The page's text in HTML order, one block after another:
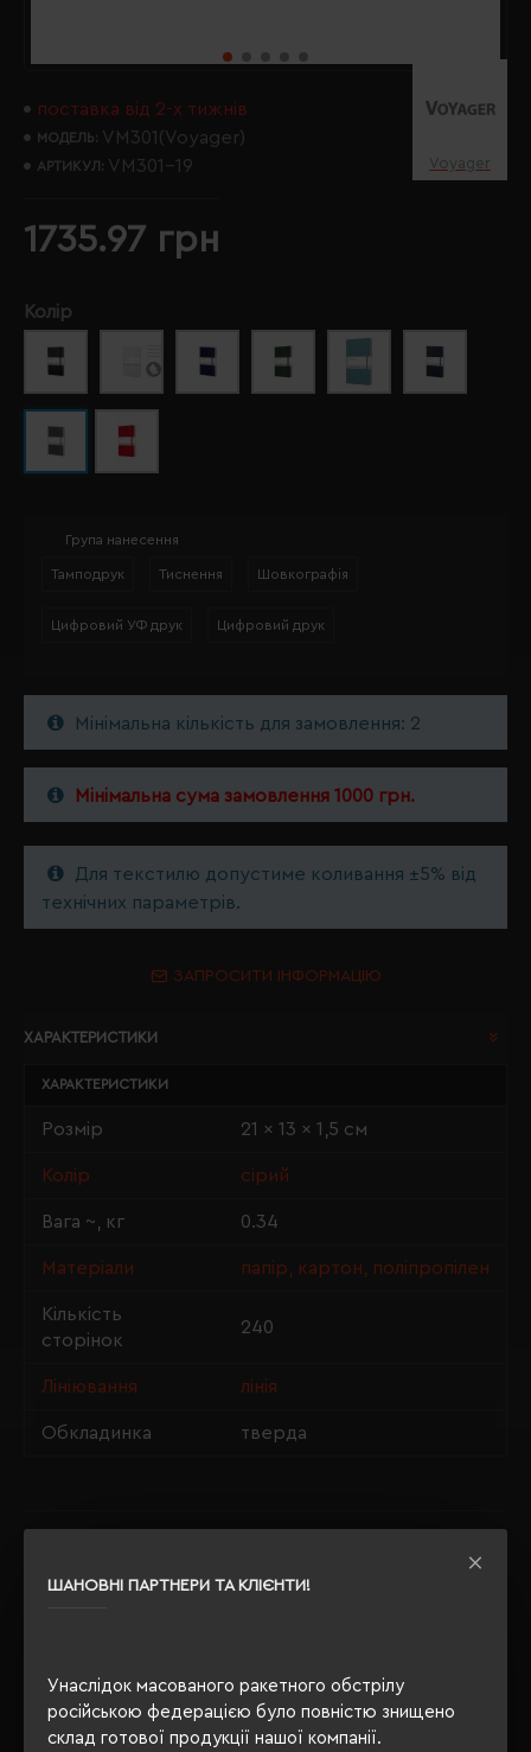
ШАНОВНІ ПАРТНЕРИ ТА КЛІЄНТИ!
Унаслідок масованого ракетного обстрілу
російською федерацією було повністю знищено
склад готової продукції нашої компанії.
поставка від 2-х тижнів
МОДЕЛЬ: VM301(Voyager)
АРТИКУЛ: VM301-19 Voyager
1735.97 грн
Колір
Група нанесення
Тамподрук Тиснення Шовкографія
Цифровий УФ друк Цифровий друк
Мінімальна кількість для замовлення: 2
Мінімальна сума замовлення 1000 грн.
Для текстилю допустиме коливання ±5% від
технічних параметрів.
ЗАПРОСИТИ ІНФОРМАЦІЮ
ХАРАКТЕРИСТИКИ
ХАРАКТЕРИСТИКИ
Розмір 21 x 13 x 1,5 см
Колір сірий
Вага ~, кг 0.34
Матеріали папір, картон, поліпропілен
Кількість
сторінок
240
Лініювання лінія
Обкладинка тверда
ВІДГУКИ
РЕКОМЕНДУЄМО